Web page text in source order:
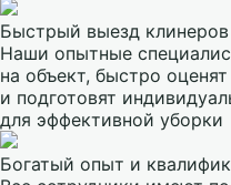
Быстрый выезд клинеров
Наши опытные
на объект, быстро
и подготовят
для эффективной уборки
Богатый опыт и